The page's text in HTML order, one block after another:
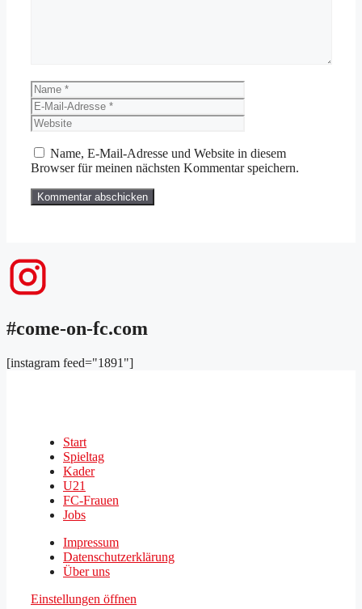
Name
Mail-
Adresse
Name, E-Mail-Adresse und Website in diesem
Browser für meinen nächsten Kommentar speichern.
#come-on-fc.com
[instagram feed="1891"]
Start
Spieltag
Kader
U21
FC-Frauen
Jobs
Impressum
Datenschutzerklärung
Über uns
Einstellungen öffnen